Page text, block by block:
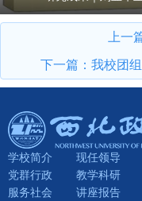
上一
下一篇： 我校团组赴日
学校简介 现任领导
党群行政
教学科研
服务社会
讲座报告